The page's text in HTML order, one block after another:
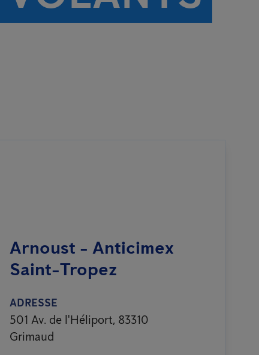
Arnoust - Anticimex
Saint-Tropez
ADRESSE
501 Av. de l'Héliport, 83310
Grimaud